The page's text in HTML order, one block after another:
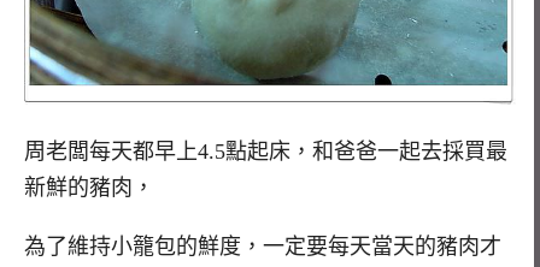
周老闆每天都早上4.5點起床，和爸爸一起去採買最
新鮮的豬肉，
為了維持小籠包的鮮度，一定要每天當天的豬肉才